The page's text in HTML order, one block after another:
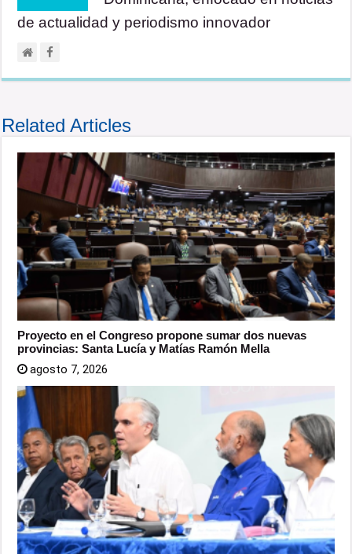
de actualidad y periodismo innovador
Related Articles
Proyecto en el Congreso propone sumar dos nuevas
provincias: Santa Lucía y Matías Ramón Mella
agosto 7, 2026